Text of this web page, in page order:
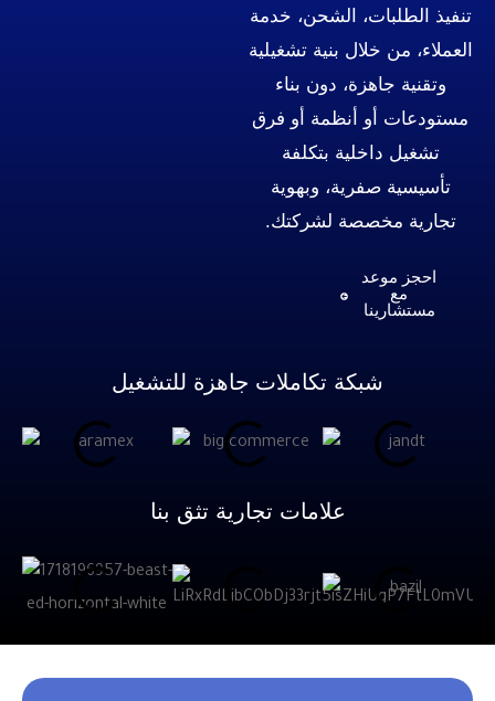
الشحن، خدمة
بنية تشغيلية
دون بناء
أنظمة أو فرق
بتكلفة
وبهوية
لشركتك.
تكاملات جاهزة للتشغيل
علامات تجارية تثق بنا